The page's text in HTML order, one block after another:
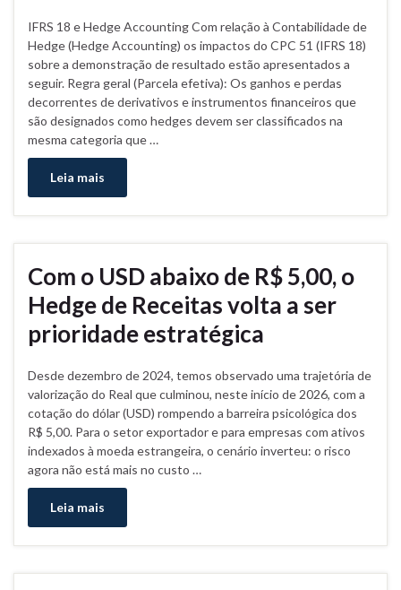
IFRS 18 e Hedge Accounting Com relação à Contabilidade de
Hedge (Hedge Accounting) os impactos do CPC 51 (IFRS 18)
sobre a demonstração de resultado estão apresentados a
seguir. Regra geral (Parcela efetiva): Os ganhos e perdas
decorrentes de derivativos e instrumentos financeiros que
são designados como hedges devem ser classificados na
mesma categoria que …
Leia mais
Com o USD abaixo de R$ 5,00, o
Hedge de Receitas volta a ser
prioridade estratégica
Desde dezembro de 2024, temos observado uma trajetória de
valorização do Real que culminou, neste início de 2026, com a
cotação do dólar (USD) rompendo a barreira psicológica dos
R$ 5,00. Para o setor exportador e para empresas com ativos
indexados à moeda estrangeira, o cenário inverteu: o risco
agora não está mais no custo …
Leia mais